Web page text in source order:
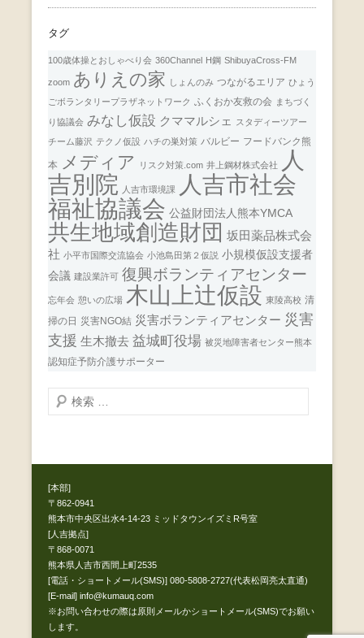
タグ
100歳体操とおしゃべり会 360Channel H鋼 ShibuyaCross-FM
zoom ありえの家 しょんのみ つながるエリア ひょう
ごボランタリープラザネットワーク ふくおか友救の会 まちづく
り協議会 みなし仮設 クママルシェ
スタディーツアー
チーム藤沢 テクノ仮設 ハチの巣対策 バルビー フードバンク熊
本 メディア リスク対策.com 井上鋼材株式会社
人
吉別院
人吉市環境課
人吉市社会
福祉協議会 公益財団法人熊本YMCA
共生地域創造財団 坂田薬品株式会
社 小平市国際交流協会 小池島田第２仮説 小規模仮設支援者
会議 建設業許可 復興ボランティアセンター
忘年会 憩いの広場 木山上辻仮設 東陵高校 清
掃の日 災害NGO結 災害ボランティアセンター 災害
支援 生木撤去 益城町役場 被災地障害者センター熊本
認知症予防介護サポーター
検
索
[本部]
〒862-0941
熊本市中央区出水4-14-23 ミッドタウンイズミR号室
[人吉拠点]
〒868-0071
熊本県人吉市西間上町2535
[電話・ショートメール(SMS)] 080-5808-2727(代表松岡亮太直通)
[E-mail] info@kumauq.com
※お問い合わせの際は原則メールかショートメール(SMS)でお願い
します。